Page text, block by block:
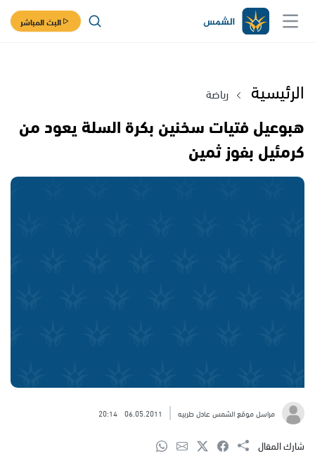
البث المباشر
الرئيسية رياضة
هبوعيل فتيات سخنين بكرة السلة يعود من
كرمئيل بفوز ثمين
مراسل موقع الشمس عادل طربيه 06.05.2011
20:14
شارك المقال